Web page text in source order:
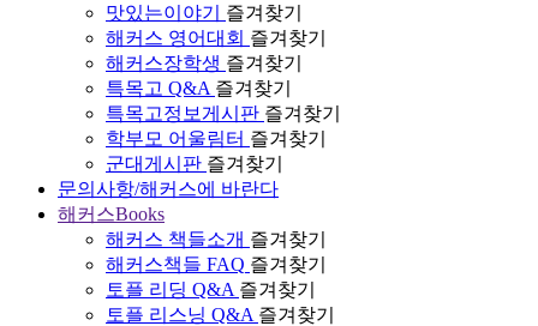
맛있는이야기
즐겨찾기
해커스 영어대회 즐겨찾기
해커스장학생 즐겨찾기
특목고 Q&A 즐겨찾기
특목고정보게시판 즐겨찾기
학부모 어울림터 즐겨찾기
군대게시판 즐겨찾기
문의사항/해커스에 바란다
해커스Books
해커스 책들소개 즐겨찾기
해커스책들 FAQ 즐겨찾기
토플 리딩 Q&A 즐겨찾기
토플 리스닝 Q&A 즐겨찾기